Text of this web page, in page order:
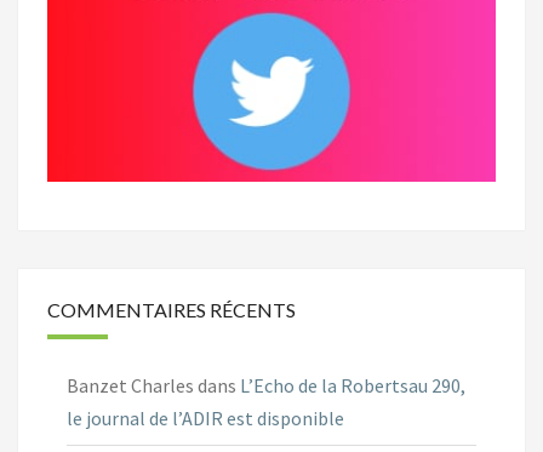
COMMENTAIRES RÉCENTS
Banzet Charles dans L’Echo de la Robertsau 290,
le journal de l’ADIR est disponible